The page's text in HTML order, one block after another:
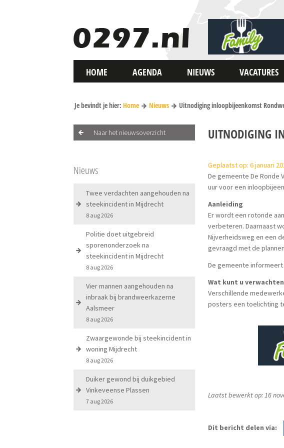
HOME AGENDA NIEUWS VACATURES
Je bevindt je hier: Home Nieuws Uitnodiging inloopbijeenkomst
Naar het nieuwsoverzicht
Nieuws
Twee verdachten aangehouden na
steekincident in Mijdrecht
8 aug 2026
Politie doet uitgebreid
sporenonderzoek na
steekincident in Mijdrecht
8 aug 2026
Vier mannen aangehouden na
inbraak bij brandweerkazerne
Aalsmeer
8 aug 2026
Zwaargewonde bij steekincident in
woning Mijdrecht
8 aug 2026
Duiker gewond bij duikgebied
Vinkeveense Plassen
7 aug 2026
UITNODIGING
Geplaatst op: 6 januari
De gemeente De Ronde
uur voor een
Aanleiding
Er wordt een rotonde
verbeteren. Daarnaast
Nijverheidsweg en een
gevraagd met de
De gemeente
Wat kunt u
Verschillende
posters een toelichting
Laatst bewerkt op: 16
Dit bericht delen via: